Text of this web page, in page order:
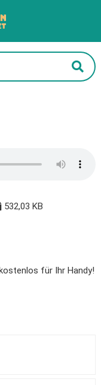
532,03 KB
für Ihr Handy!